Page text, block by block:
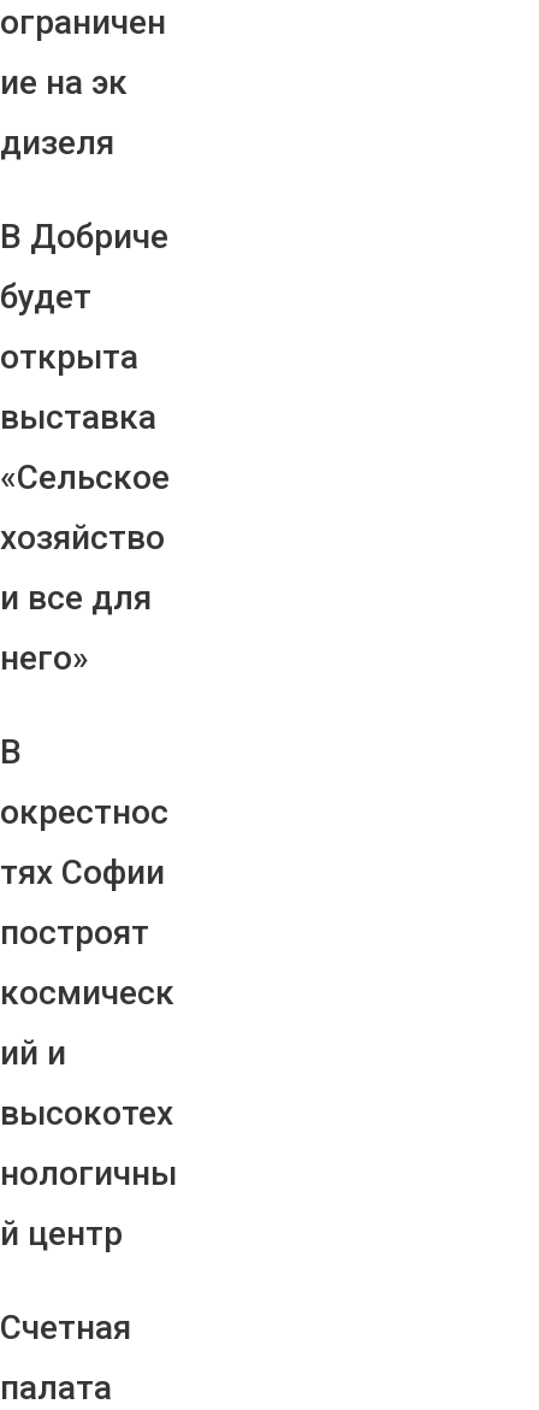
ограничен
ие на эк
дизеля
В Добриче
будет
открыта
выставка
«Сельское
хозяйство
и все для
него»
В
окрестнос
тях Софии
построят
космическ
ий и
высокотех
нологичны
й центр
Счетная
палата